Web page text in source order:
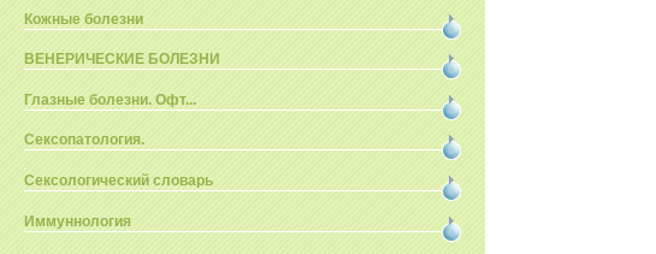
Кожные болезни
ВЕНЕРИЧЕСКИЕ БОЛЕЗНИ
Глазные болезни. Офт...
Сексопатология.
Сексологический словарь
Иммуннология